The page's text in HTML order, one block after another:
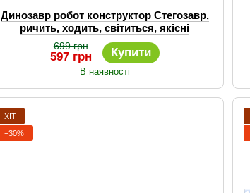
Динозавр робот конструктор Стегозавр,
ричить, ходить, світиться, якісні
матеріали
699 грн
597 грн Купити
В наявності
ХІТ
−30%